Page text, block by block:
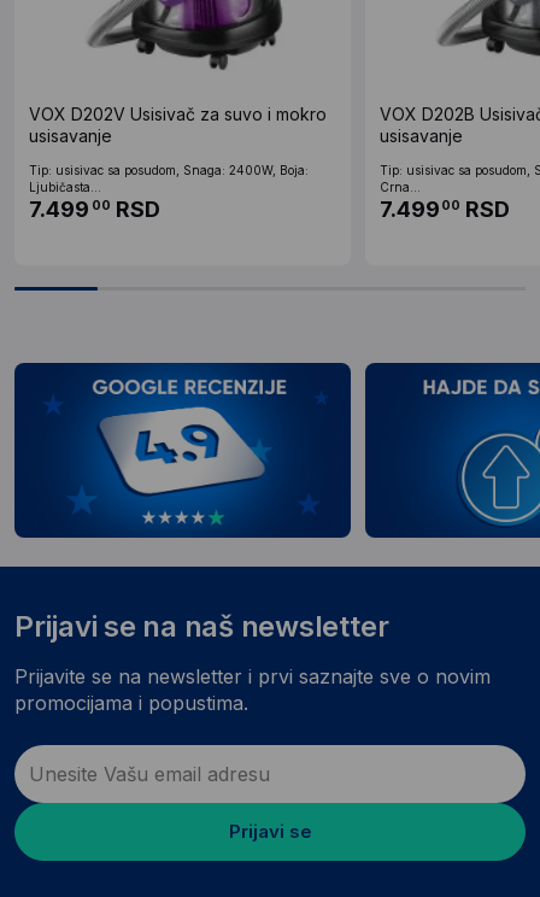
VOX D202V Usisivač za suvo i mokro
usisavanje
Tip: usisivac sa posudom, Snaga: 2400W, Boja:
Ljubičasta...
7.499 00 RSD
VOX D202B
usisavanje
Tip: usisivac sa posudom,
Crna...
7.499 00 RSD
Prijavi se na naš newsletter
Prijavite se na newsletter i prvi saznajte sve o novim
promocijama i popustima.
Prijavi se